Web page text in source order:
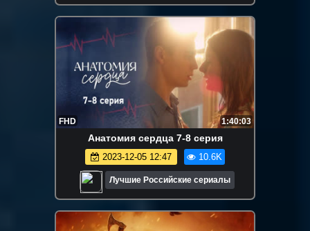
FHD 1:40:03
Aнатомия cердцa 7-8 серия
2023-12-05 12:47 10.6K
Лучшие Российские сериалы